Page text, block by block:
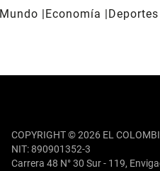
Mundo Economía Deportes
COPYRIGHT © 2026 EL
NIT: 890901352-3
Carrera 48 N° 30 Sur - 119,